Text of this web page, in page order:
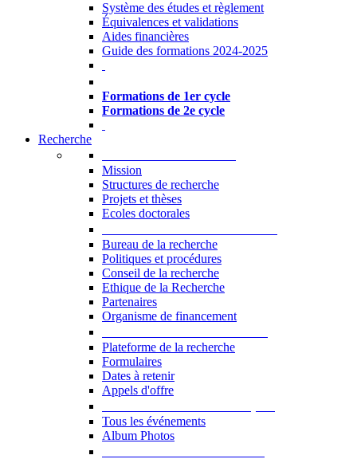
Système des études et règlement
Équivalences et validations
Aides financières
Guide des formations 2024-2025
Formations de 1er cycle
Formations de 2e cycle
Recherche
Mission
Structures de recherche
Projets et thèses
Ecoles doctorales
Bureau de la recherche
Politiques et procédures
Conseil de la recherche
Ethique de la Recherche
Partenaires
Organisme de financement
Plateforme de la recherche
Formulaires
Dates à retenir
Appels d'offre
Tous les événements
Album Photos